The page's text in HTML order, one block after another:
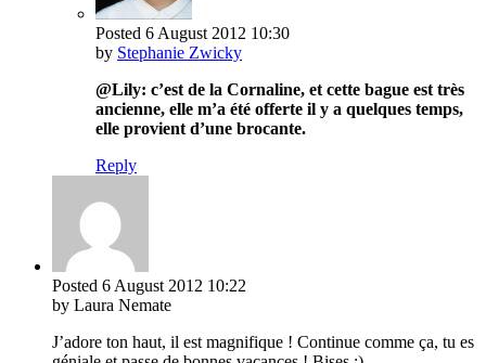
Posted 6 August 2012 10:30
by Stephanie Zwicky
@Lily: c’est de la Cornaline, et cette bague est très
ancienne, elle m’a été offerte il y a quelques temps,
elle provient d’une brocante.
Reply
Posted 6 August 2012 10:22
by Laura Nemate
J’adore ton haut, il est magnifique ! Continue comme ça, tu es